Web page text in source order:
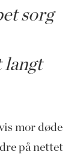
sorg
langt
mor døde
på nettet